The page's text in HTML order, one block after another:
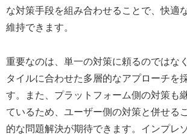
な対策手段を組み合わせることで、快適
維持できます。
重要なのは、単一の対策に頼るのではな
タイルに合わせた多層的なアプローチを
す。また、プラットフォーム側の対策も
ているため、ユーザー側の対策と併せる
的な問題解決が期待できます。インプレ